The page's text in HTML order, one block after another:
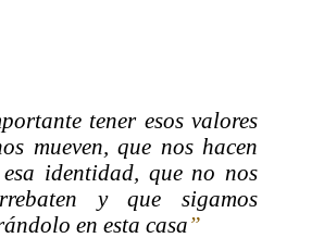
tener esos valores
mueven, que nos hacen
identidad, que no nos
y que sigamos
en esta casa”